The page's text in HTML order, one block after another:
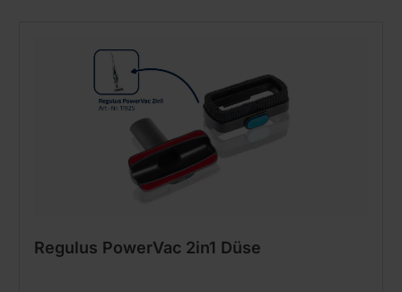
Regulus PowerVac 2in1 Düse